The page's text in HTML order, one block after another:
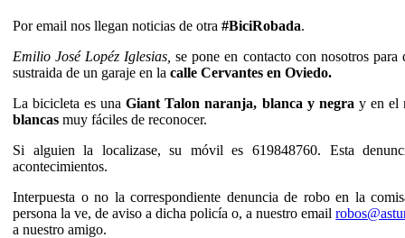
Por email nos llegan noticias de otra #BiciRobada.
Emilio José Lopéz Iglesias,se pone en contacto con nosotros
sustraida de un garaje en la calle Cervantes en Oviedo.
La bicicleta es unaGiant Talon naranja, blanca y negra y en el
blancas muy fáciles de reconocer.
Si alguien la localizase, su móvil es 619848760. Esta
acontecimientos.
Interpuesta o no la correspondiente denuncia de robo en la
persona la ve, de aviso a dicha policía o, a nuestro email
a nuestro amigo.